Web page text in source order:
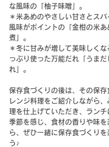
な風味の
柚子味噌 」。
＊米あめのやさしい甘さとス
風味がポイントの「金柑の米あ
煮」。
＊ 冬に甘みが増して美味しくな
っぷり使った万能だれ 「うま
れ」。
保存食づくり の後は、その保存
レンジ料理をご紹介しながら
理を仕上げていただき、ランチ
季節を感じ、食材の香りや味を
ら、ぜひ一緒に保存食づくりを
う♪